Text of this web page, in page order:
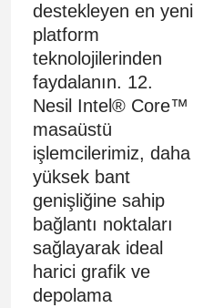
destekleyen en yeni
platform
teknolojilerinden
faydalanın. 12.
Nesil Intel® Core™
masaüstü
işlemcilerimiz, daha
yüksek bant
genişliğine sahip
bağlantı noktaları
sağlayarak ideal
harici grafik ve
depolama